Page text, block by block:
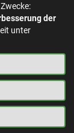
NACH OBEN
der
unter